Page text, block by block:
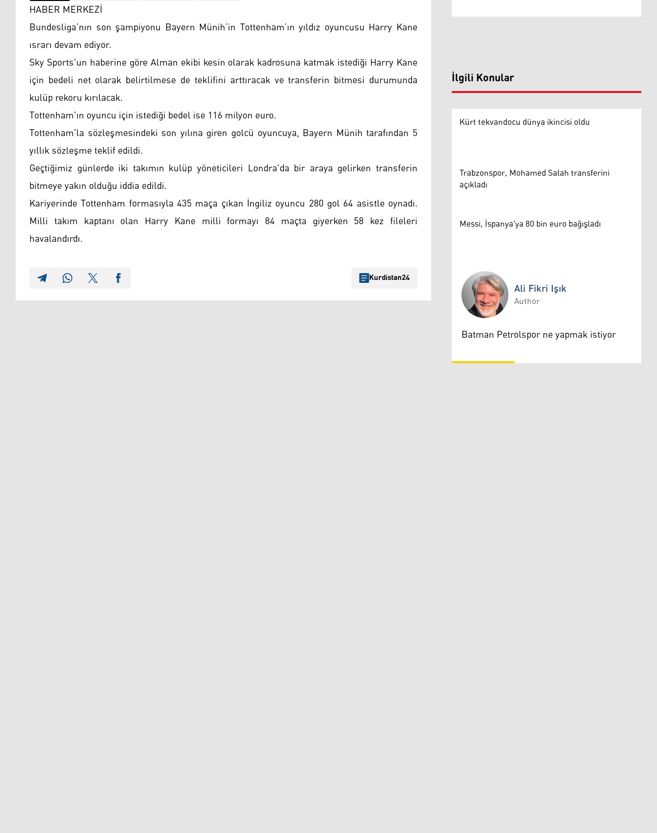
HABER MERKEZİ
Bundesliga’nın son şampiyonu Bayern Münih’in Tottenham’ın yıldız oyuncusu Harry Kane
ısrarı devam ediyor.
Sky Sports'un haberine göre Alman ekibi kesin olarak kadrosuna katmak istediği Harry Kane
için bedeli net olarak belirtilmese de teklifini arttıracak ve transferin bitmesi durumunda
kulüp rekoru kırılacak.
Tottenham'ın oyuncu için istediği bedel ise 116 milyon euro.
Tottenham'la sözleşmesindeki son yılına giren golcü oyuncuya, Bayern Münih tarafından 5
yıllık sözleşme teklif edildi.
Geçtiğimiz günlerde iki takımın kulüp yöneticileri Londra'da bir araya gelirken transferin
bitmeye yakın olduğu iddia edildi.
Kariyerinde Tottenham formasıyla 435 maça çıkan İngiliz oyuncu 280 gol 64 asistle oynadı.
Milli takım kaptanı olan Harry Kane milli formayı 84 maçta giyerken 58 kez fileleri
havalandırdı.
Kurdistan24
İlgili Konular
Kürt tekvandocu dünya ikincisi oldu
Trabzonspor, Mohamed Salah transferini
açıkladı
Messi, İspanya'ya 80 bin euro bağışladı
Ali Fikri Işık
Ali Fikri Işık
Author
Batman Petrolspor ne yapmak istiyor